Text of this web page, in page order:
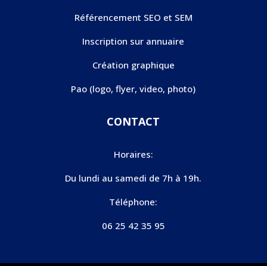
Référencement SEO et SEM
Inscription sur annuaire
Création graphique
Pao (logo, flyer, video, photo)
CONTACT
Horaires:
Du lundi au samedi de 7h à 19h.
Téléphone:
06 25 42 35 95